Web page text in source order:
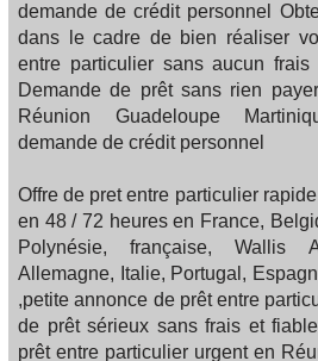
demande de crédit personnel
dans le cadre de bien réaliser
entre particulier sans aucun
Demande de prêt sans rien
Réunion Guadeloupe
demande de crédit personnel
Offre de pret entre particulier
en 48 / 72 heures en France,
Polynésie, française, Wallis
Allemagne, Italie, Portugal,
,petite annonce de prêt entre
de prêt sérieux sans frais et
prêt entre particulier urgent en